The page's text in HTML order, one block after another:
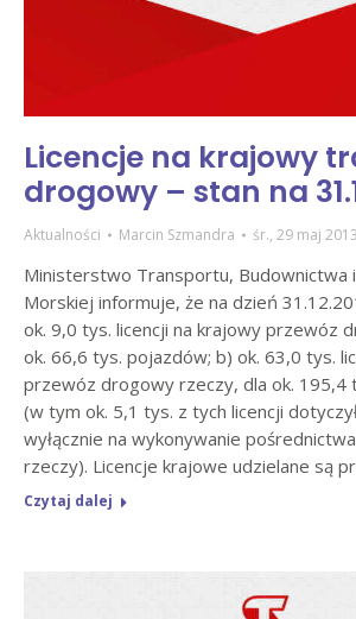
Licencje na krajowy
drogowy – stan na
Aktualności Marcin Szmandra śr., 29 maj 2013
Ministerstwo Transportu, Budownictwa
Morskiej informuje, że na dzień
ok. 9,0 tys. licencji na krajowy przewóz
ok. 66,6 tys. pojazdów; b) ok. 63,0 tys.
przewóz drogowy rzeczy, dla ok. 195,4
(w tym ok. 5,1 tys. z tych licencji
wyłącznie na wykonywanie
rzeczy). Licencje krajowe udzielane są
Czytaj dalej